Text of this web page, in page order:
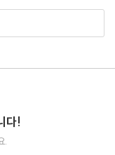
다!
.